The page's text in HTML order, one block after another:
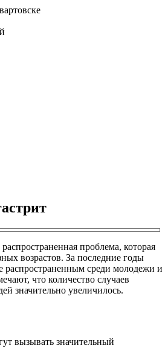
проблема, которая
возрастов. За последние годы
распространенным среди молодежи и
что количество случаев
значительно увеличилось.
вызывать значительный